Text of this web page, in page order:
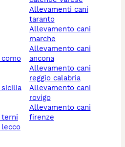
como
sicilia
terni
lecco
allevamenti cani
taranto
allevamento cani
marche
allevamento cani
ancona
allevamento cani
reggio calabria
allevamento cani
rovigo
allevamento cani
firenze